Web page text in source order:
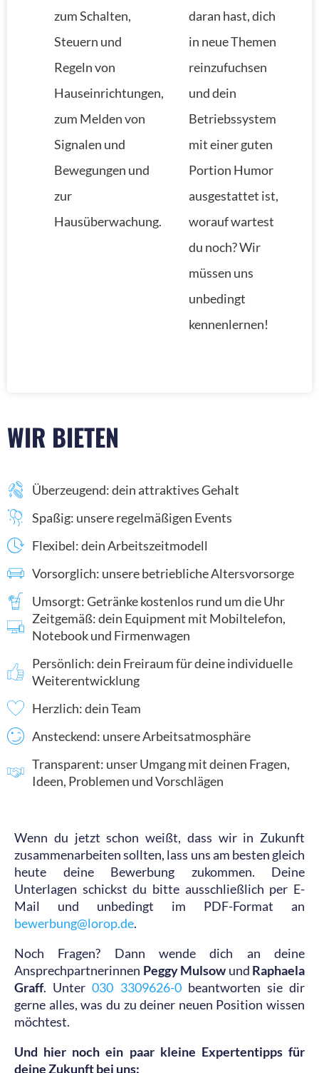
zum Schalten,
Steuern und
Regeln von
Hauseinrichtungen,
zum Melden von
Signalen und
Bewegungen und
zur
Hausüberwachung.
daran hast, dich
in neue Themen
reinzufuchsen
und dein
Betriebssystem
mit einer guten
Portion Humor
ausgestattet ist,
worauf wartest
du noch? Wir
müssen uns
unbedingt
kennenlernen!
WIR BIETEN
Überzeugend: dein attraktives Gehalt
Spaßig: unsere regelmäßigen Events
Flexibel: dein Arbeitszeitmodell
Vorsorglich: unsere betriebliche Altersvorsorge
Umsorgt: Getränke kostenlos rund um die Uhr
Zeitgemäß: dein Equipment mit Mobiltelefon,
Notebook und Firmenwagen
Persönlich: dein Freiraum für deine individuelle
Weiterentwicklung
Herzlich: dein Team
Ansteckend: unsere Arbeitsatmosphäre
Transparent: unser Umgang mit deinen Fragen,
Ideen, Problemen und Vorschlägen
Wenn du jetzt schon weißt, dass wir in Zukunft
zusammenarbeiten sollten, lass uns am besten gleich
heute deine Bewerbung zukommen. Deine
Unterlagen schickst du bitte ausschließlich per E-
Mail und unbedingt im PDF-Format an
bewerbung@lorop.de.
Noch Fragen? Dann wende dich an deine
Ansprechpartnerinnen Peggy Mulsow und Raphaela
Graff. Unter030 3309626-0beantworten sie dir
gerne alles, was du zu deiner neuen Position wissen
möchtest.
Und hier noch ein paar kleine Expertentipps für
deine Zukunft bei uns: